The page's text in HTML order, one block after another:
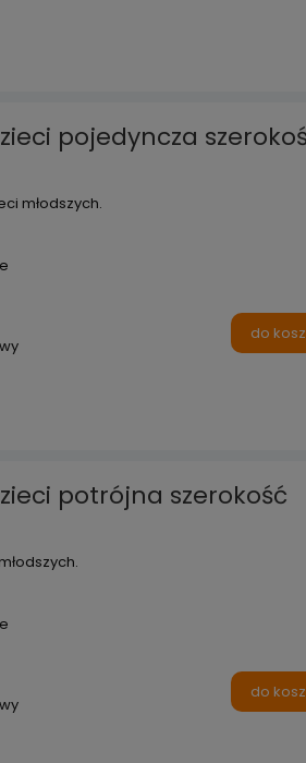
pojedyncza
młodszych.
do
potrójna szerokość
do